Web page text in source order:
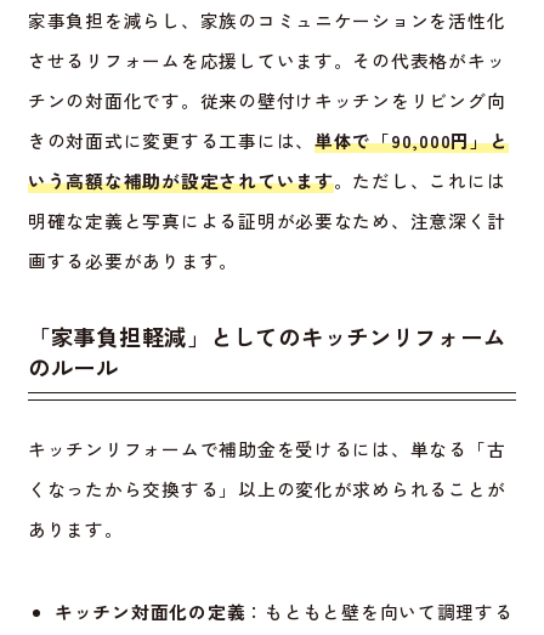
家事負担を減らし、家族のコミュニケーションを活性化
させるリフォームを応援しています。その代表格がキッ
チンの対面化です。従来の壁付けキッチンをリビング向
きの対面式に変更する工事には、 単体で「90,000円」と
いう高額な補助が設定されています。ただし、これには
明確な定義と写真による証明が必要なため、注意深く計
画する必要があります。
「家事負担軽減」としてのキッチンリフォーム
のルール
キッチンリフォームで補助金を受けるには、単なる「古
くなったから交換する」以上の変化が求められることが
あります。
キッチン対面化の定義 ：もともと壁を向いて調理する